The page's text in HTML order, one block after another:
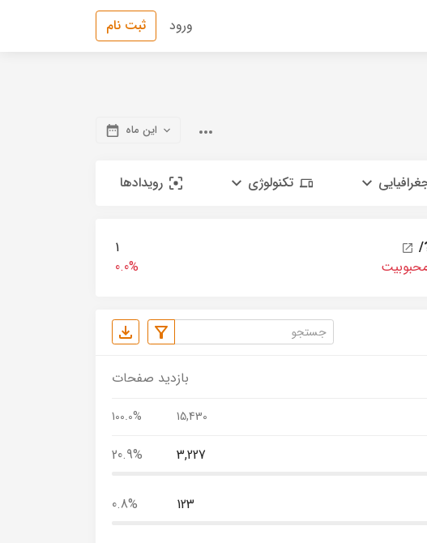
ورود ثبت نام
این ماه
تکنولوژی رویدادها
1
0.0%
بازدید صفحات
15,430
100.0%
3,227
20.9%
123
0.8%